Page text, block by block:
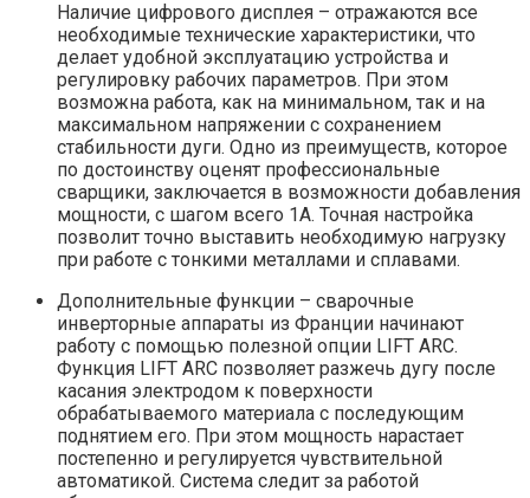
Наличие цифрового дисплея – отражаются все
необходимые технические характеристики, что
делает удобной эксплуатацию устройства и
регулировку рабочих параметров. При этом
возможна работа, как на минимальном, так и на
максимальном напряжении с сохранением
стабильности дуги. Одно из преимуществ, которое
по достоинству оценят профессиональные
сварщики, заключается в возможности добавления
мощности, с шагом всего 1А. Точная настройка
позволит точно выставить необходимую нагрузку
при работе с тонкими металлами и сплавами.
Дополнительные функции – сварочные
инверторные аппараты из Франции начинают
работу с помощью полезной опции LIFT ARC.
Функция LIFT ARC позволяет разжечь дугу после
касания электродом к поверхности
обрабатываемого материала с последующим
поднятием его. При этом мощность нарастает
постепенно и регулируется чувствительной
автоматикой. Система следит за работой